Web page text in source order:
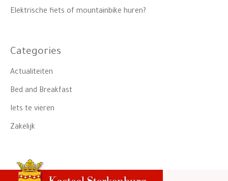
Elektrische fiets of mountainbike huren?
Categories
Actualiteiten
Bed and Breakfast
Iets te vieren
Zakelijk